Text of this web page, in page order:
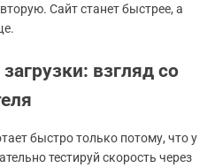
Сайт станет быстрее, а
взгляд со
быстро только потому, что у
тестируй скорость через